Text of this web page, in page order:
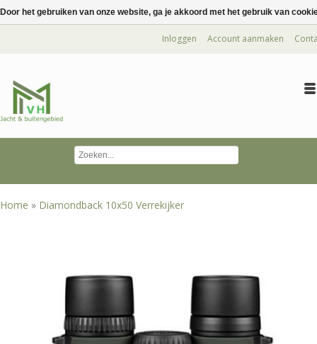
Inloggen Account aanmaken
Home » Diamondback 10x50 Verrekijker
Door het gebruiken van onze website, ga je akkoord met het gebruik van